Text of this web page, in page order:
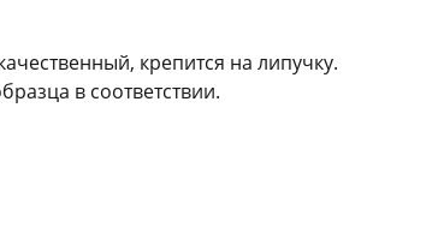
крепится на липучку.
в соответствии.